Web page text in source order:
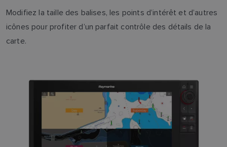
Modifiez la taille des balises, les points d’intérêt et d’autres
icônes pour profiter d’un parfait contrôle des détails de la
carte.